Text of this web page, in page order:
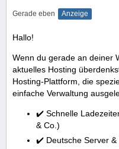
Gerade eben Anzeige
Hallo!
Wenn du gerade an deiner
aktuelles Hosting
Hosting-Plattform, die
einfache Verwaltung
✔️ Schnelle
& Co.)
✔️ Deutsche Server &